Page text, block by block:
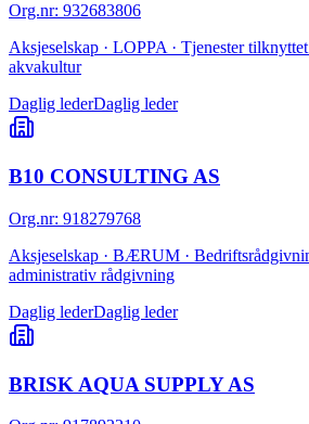
Org.nr: 932683806
Aksjeselskap · LOPPA · Tjenester
akvakultur
Daglig lederDaglig leder
B10 CONSULTING AS
Org.nr: 918279768
Aksjeselskap · BÆRUM ·
administrativ rådgivning
Daglig lederDaglig leder
BRISK AQUA SUPPLY AS